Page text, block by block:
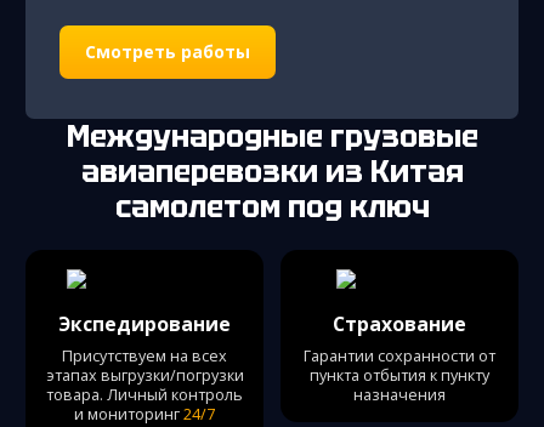
Смотреть работы
Международные грузовые
авиаперевозки из Китая
самолетом под ключ
Экспедирование
Присутствуем на всех
этапах выгрузки/погрузки
товара. Личный контроль
и мониторинг24/7
Страхование
Гарантии сохранности от
пункта отбытия к пункту
назначения